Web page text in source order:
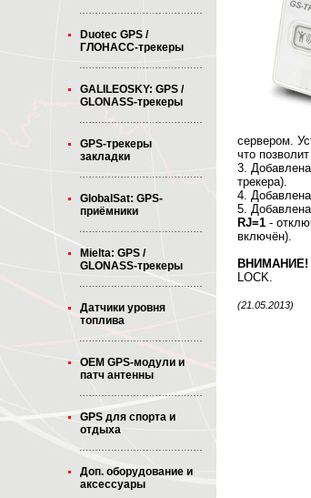
Duotec GPS /
ГЛОНАСС-трекеры
GALILEOSKY: GPS /
GLONASS-трекеры
GPS-трекеры
закладки
GlobalSat: GPS-
приёмники
Mielta: GPS /
GLONASS-трекеры
Датчики уровня
топлива
OEM GPS-модули и
патч антенны
GPS для спорта и
отдыха
Доп. оборудование и
аксессуары
сервером.
что
3.
трекера).
4.
5.
RJ=1 -
включён).
ВНИМАНИЕ!
LOCK.
(21.05.2013)